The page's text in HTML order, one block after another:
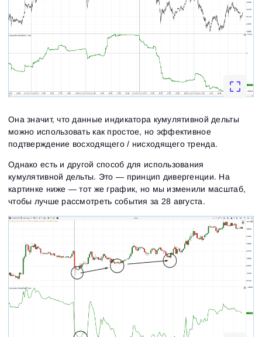
Она значит, что данные индикатора кумулятивной дельты
можно использовать как простое, но эффективное
подтверждение восходящего / нисходящего тренда.
Однако есть и другой способ для использования
кумулятивной дельты. Это — принцип дивергенции. На
картинке ниже — тот же график, но мы изменили масштаб,
чтобы лучше рассмотреть события за 28 августа.